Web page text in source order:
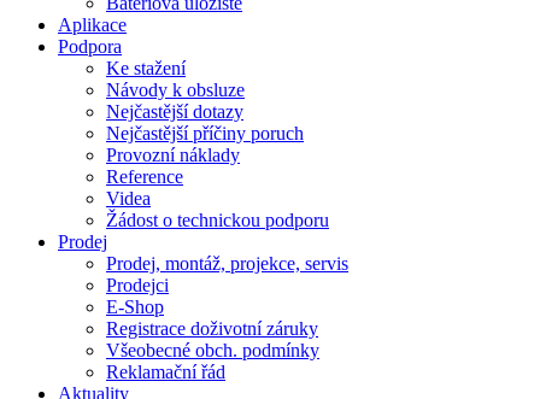
Aplikace
Podpora
Ke stažení
Návody k obsluze
Nejčastější dotazy
Nejčastější příčiny poruch
Provozní náklady
Reference
Videa
Žádost o technickou podporu
Prodej
Prodej, montáž, projekce, servis
Prodejci
E-Shop
Registrace doživotní záruky
Všeobecné obch. podmínky
Reklamační řád
Aktuality